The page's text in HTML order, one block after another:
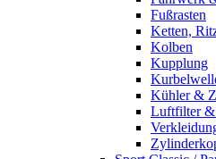
Fußrasten
Ketten,
Kolben
Kupplung
Kühler &
Luftfilter